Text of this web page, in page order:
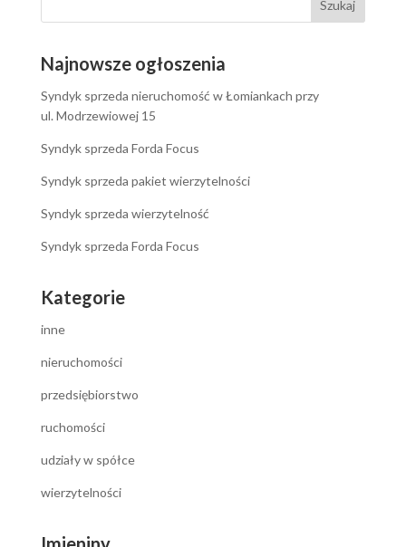
Najnowsze ogłoszenia
Syndyk sprzeda nieruchomość w Łomiankach przy
ul. Modrzewiowej 15
Syndyk sprzeda Forda Focus
Syndyk sprzeda pakiet wierzytelności
Syndyk sprzeda wierzytelność
Syndyk sprzeda Forda Focus
Kategorie
inne
nieruchomości
przedsiębiorstwo
ruchomości
udziały w spółce
wierzytelności